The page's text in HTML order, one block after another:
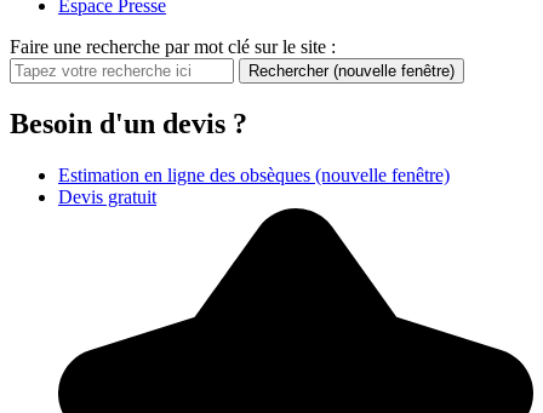
Espace Presse
Faire une recherche par mot clé sur le site :
Rechercher (nouvelle fenêtre)
Besoin d'un devis ?
Estimation en ligne des obsèques (nouvelle fenêtre)
Devis gratuit